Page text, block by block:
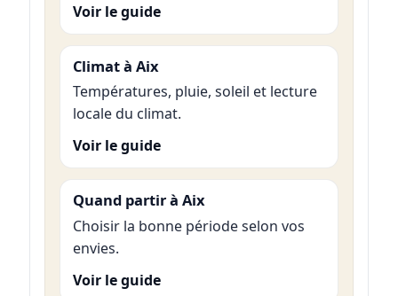
Voir le guide
Climat à Aix
Températures, pluie, soleil et lecture
locale du climat.
Voir le guide
Quand partir à Aix
Choisir la bonne période selon vos
envies.
Voir le guide